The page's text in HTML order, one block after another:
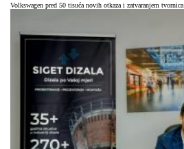
Volkswagen pred 50 tisuća novih otkaza i zatvaranjem tvornica